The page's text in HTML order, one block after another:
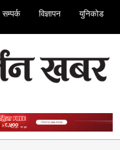
सम्पर्क विज्ञापन युनिकोड